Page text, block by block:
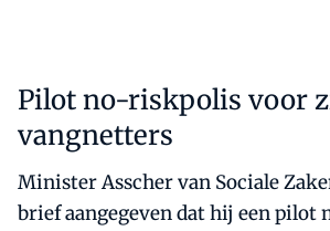
Pilot no-riskpolis voor
vangnetters
Minister Asscher van Sociale
brief aangegeven dat hij een pilot